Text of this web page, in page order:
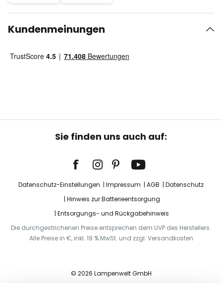
Kundenmeinungen
Sie finden uns auch auf:
Datenschutz-Einstellungen Impressum AGB
Datenschutz
Hinweis zur Batterieentsorgung
Entsorgungs- und Rückgabehinweis
Die durchgestrichenen Preise entsprechen dem UVP des Herstellers.
Alle Preise in €, inkl. 19 % MwSt. und zzgl. Versandkosten
© 2026 Lampenwelt GmbH